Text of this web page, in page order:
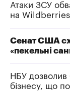
Атаки ЗСУ
на
Сенат США
«пекельні
НБУ дозволив
бізнесу, що